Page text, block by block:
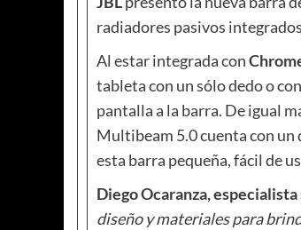
radiadores pasivos
Al estar integrada con
tableta con un sólo dedo o
pantalla a la barra. De igual
Multibeam 5.0 cuenta con
esta barra pequeña, fácil de
Diego Ocaranza,
diseño y materiales para